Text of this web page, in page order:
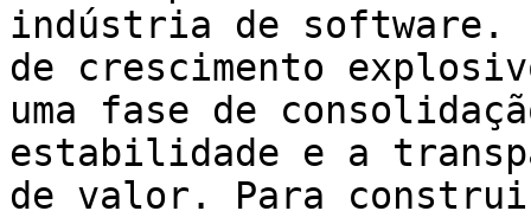
indústria de software.
de crescimento
uma fase de
estabilidade e a
de valor. Para